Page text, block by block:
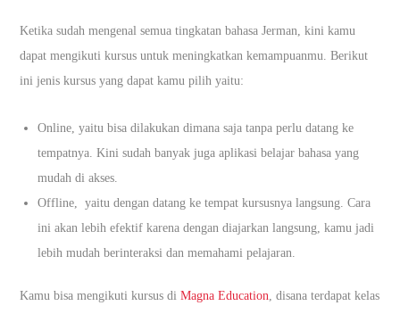
Ketika sudah mengenal semua tingkatan bahasa Jerman, kini kamu
dapat mengikuti kursus untuk meningkatkan kemampuanmu. Berikut
ini jenis kursus yang dapat kamu pilih yaitu:
Online, yaitu bisa dilakukan dimana saja tanpa perlu datang ke
tempatnya. Kini sudah banyak juga aplikasi belajar bahasa yang
mudah di akses.
Offline, yaitu dengan datang ke tempat kursusnya langsung. Cara
ini akan lebih efektif karena dengan diajarkan langsung, kamu jadi
lebih mudah berinteraksi dan memahami pelajaran.
Kamu bisa mengikuti kursus diMagna Education , disana terdapat kelas